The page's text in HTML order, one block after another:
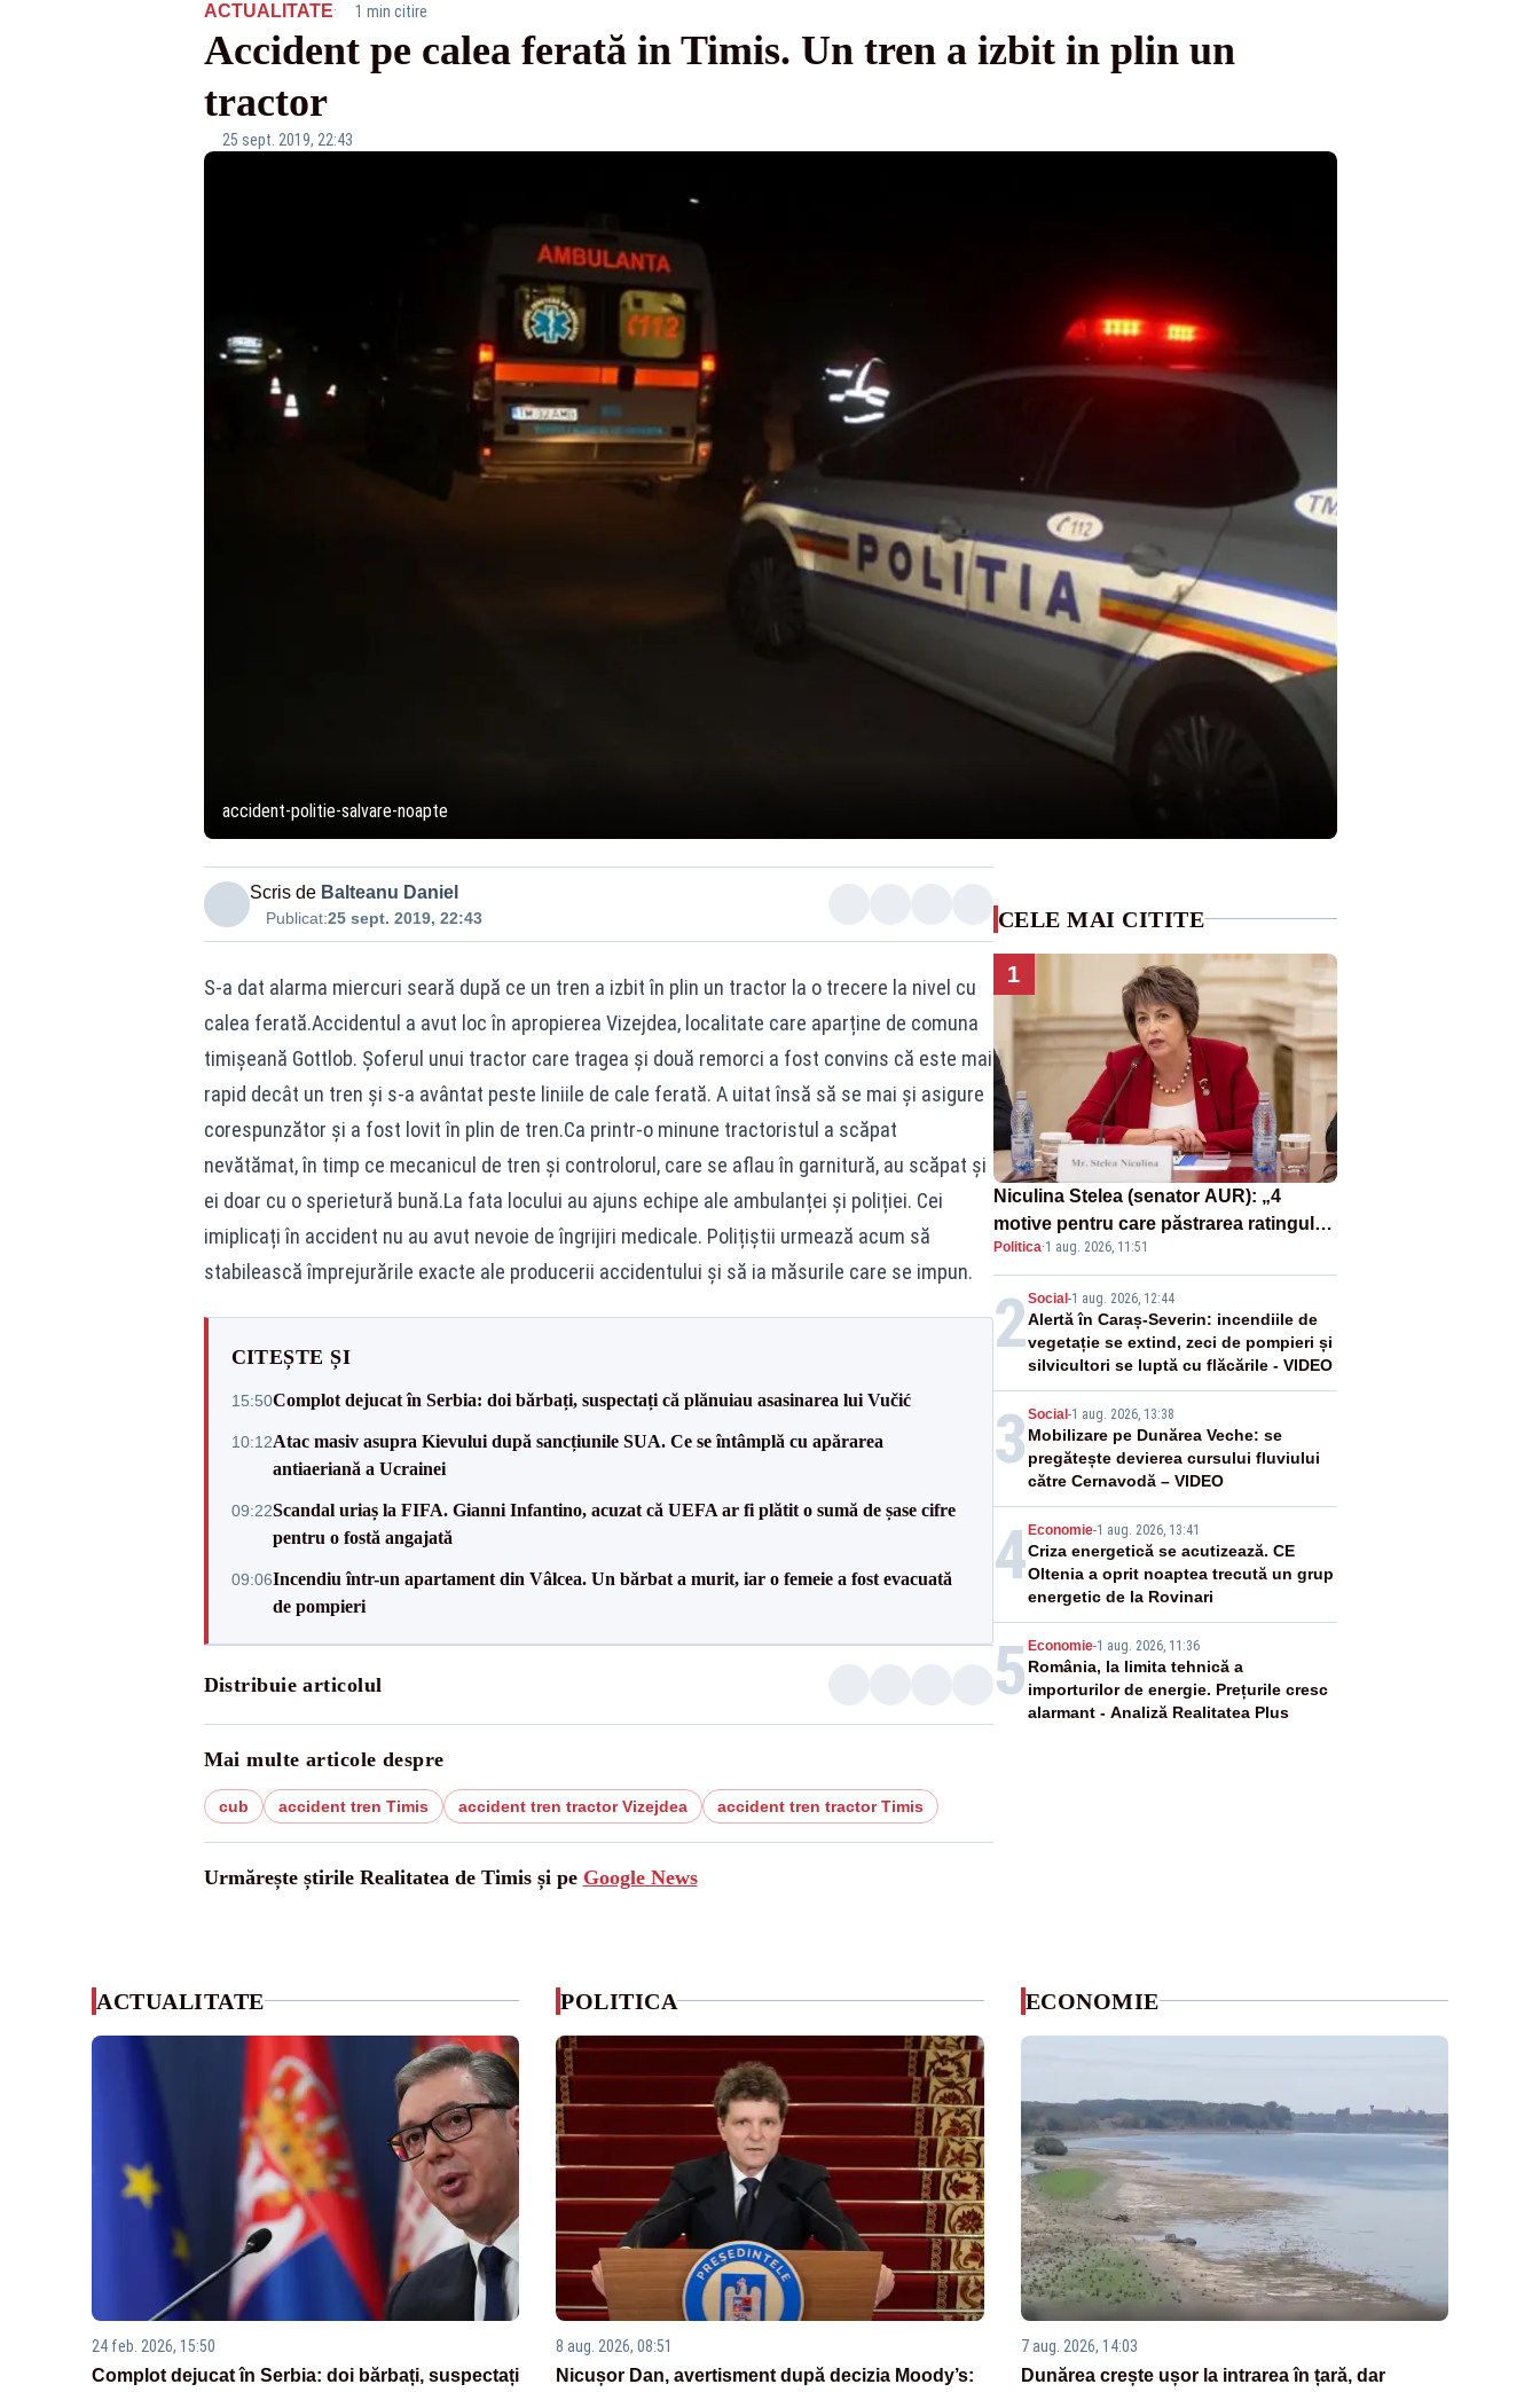
ACTUALITATE· 1 min citire
Accident pe calea ferată in Timis. Un tren a izbit in plin un
tractor
25 sept. 2019, 22:43
accident-politie-salvare-noapte
Scris de Balteanu Daniel
Publicat:25 sept. 2019, 22:43
S-a dat alarma miercuri seară după ce un tren a izbit în plin un tractor la o trecere la nivel cu
calea ferată.Accidentul a avut loc în apropierea Vizejdea, localitate care aparține de comuna
timișeană Gottlob. Șoferul unui tractor care tragea și două remorci a fost convins că este mai
rapid decât un tren și s-a avântat peste liniile de cale ferată. A uitat însă să se mai și asigure
corespunzător și a fost lovit în plin de tren.Ca printr-o minune tractoristul a scăpat
nevătămat, în timp ce mecanicul de tren și controlorul, care se aflau în garnitură, au scăpat și
ei doar cu o sperietură bună.La fata locului au ajuns echipe ale ambulanței și poliției. Cei
imiplicați în accident nu au avut nevoie de îngrijiri medicale. Polițiștii urmează acum să
stabilească împrejurările exacte ale producerii accidentului și să ia măsurile care se impun.
CITEȘTE ȘI
15:50Complot dejucat în Serbia: doi bărbați, suspectați că plănuiau asasinarea lui Vučić
10:12Atac masiv asupra Kievului după sancțiunile SUA. Ce se întâmplă cu apărarea
antiaeriană a Ucrainei
09:22Scandal uriaș la FIFA. Gianni Infantino, acuzat că UEFA ar fi plătit o sumă de șase cifre
pentru o fostă angajată
09:06Incendiu într-un apartament din Vâlcea. Un bărbat a murit, iar o femeie a fost evacuată
de pompieri
Distribuie articolul
Mai multe articole despre
cub accident tren Timis accident tren tractor Vizejdea accident tren tractor Timis
Urmărește știrile Realitatea de Timis și pe Google News
CELE MAI CITITE
1
Niculina Stelea (senator AUR): „4
motive pentru care păstrarea ratingului
de țară nu este o reușită pentru
Guvernul Bolojan”
Politica·1 aug. 2026, 11:51
2Social -1 aug. 2026, 12:44
Alertă în Caraș-Severin: incendiile de
vegetație se extind, zeci de pompieri și
silvicultori se luptă cu flăcările - VIDEO
3 Social -1 aug. 2026, 13:38
Mobilizare pe Dunărea Veche: se
pregătește devierea cursului fluviului
către Cernavodă – VIDEO
4 Economie-1 aug. 2026, 13:41
Criza energetică se acutizează. CE
Oltenia a oprit noaptea trecută un grup
energetic de la Rovinari
5 Economie-1 aug. 2026, 11:36
România, la limita tehnică a
importurilor de energie. Prețurile cresc
alarmant - Analiză Realitatea Plus
ACTUALITATE
24 feb. 2026, 15:50
Complot dejucat în Serbia: doi bărbați, suspectați
POLITICA
8 aug. 2026, 08:51
Nicușor Dan, avertisment după decizia Moody’s:
ECONOMIE
7 aug. 2026, 14:03
Dunărea crește ușor la intrarea în țară, dar